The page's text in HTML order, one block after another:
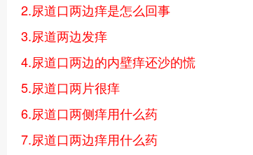
2.尿道口两边痒是怎么回事
3.尿道两边发痒
4.尿道口两边的内壁痒还沙的慌
5.尿道口两片很痒
6.尿道口两侧痒用什么药
7.尿道口两边痒用什么药